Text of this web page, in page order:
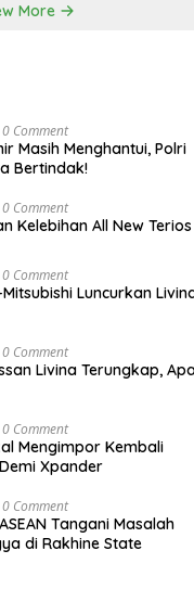
More
0 Comment
Masih Menghantui, Polri
Bertindak!
0 Comment
Kelebihan All New Terios
0 Comment
Luncurkan
0 Comment
Livina Terungkap,
0 Comment
Mengimpor Kembali
Xpander
0 Comment
Tangani Masalah
di Rakhine State